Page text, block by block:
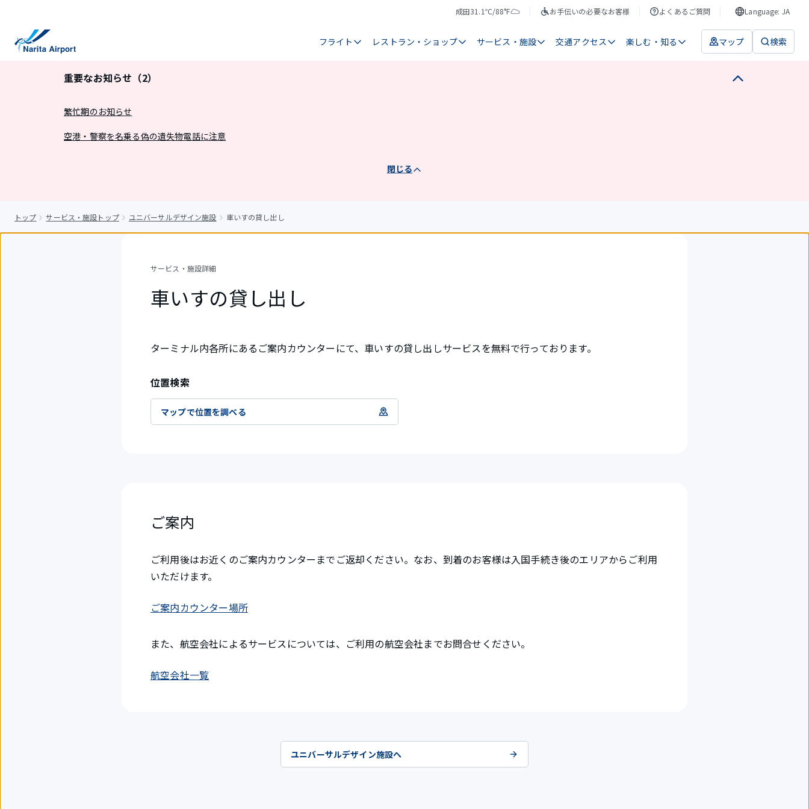
成田
気
31.1℃/88°F
天
お手伝いの必要なお客様 よくあるご質問 Language: JA
フライト レストラン・ショップ サービス・施設 交通アクセス 楽しむ・知る マップ 検索
重要なお知らせ（2）
繁忙期のお知らせ
空港・警察を名乗る偽の遺失物電話に注意
閉じる
トップ サービス・施設トップ ユニバーサルデザイン施設 車いすの貸し出し
サービス・施設詳細
車いすの貸し出し
ターミナル内各所にあるご案内カウンターにて、車いすの貸し出しサービスを無料で行っております。
位置検索
マップで位置を調べる
ご案内
ご利用後はお近くのご案内カウンターまでご返却ください。なお、到着のお客様は入国手続き後のエリアからご利用
いただけます。
ご案内カウンター場所
また、航空会社によるサービスについては、ご利用の航空会社までお問合せください。
航空会社一覧
ユニバーサルデザイン施設へ